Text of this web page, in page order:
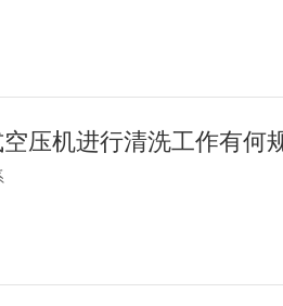
压机进行清洗工作有何